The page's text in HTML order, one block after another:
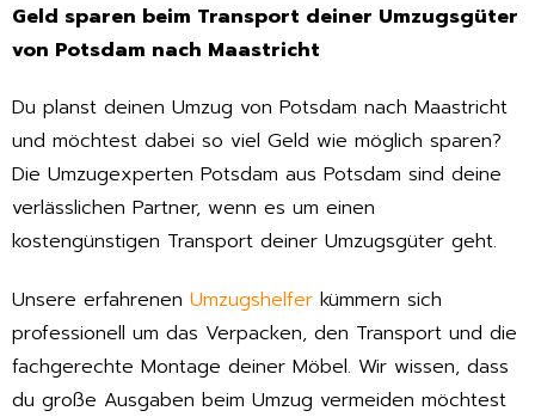
Geld sparen beim Transport deiner Umzugsgüter
von Potsdam nach Maastricht
Du planst deinen Umzug von Potsdam nach Maastricht
und möchtest dabei so viel Geld wie möglich sparen?
Die Umzugexperten Potsdam aus Potsdam sind deine
verlässlichen Partner, wenn es um einen
kostengünstigen Transport deiner Umzugsgüter geht.
Unsere erfahrenen Umzugshelfer kümmern sich
professionell um das Verpacken, den Transport und die
fachgerechte Montage deiner Möbel. Wir wissen, dass
du große Ausgaben beim Umzug vermeiden möchtest